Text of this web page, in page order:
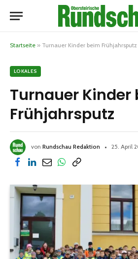
Startseite » Turnauer Kinder beim Frühjahrsputz
LOKALES
Turnauer Kinder
Frühjahrsputz
von Rundschau Redaktion 25. April